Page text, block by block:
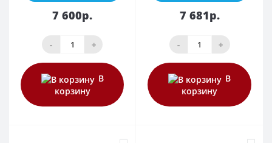
7 600р.
- +
В
корзину
7 681р.
- +
В
корзину